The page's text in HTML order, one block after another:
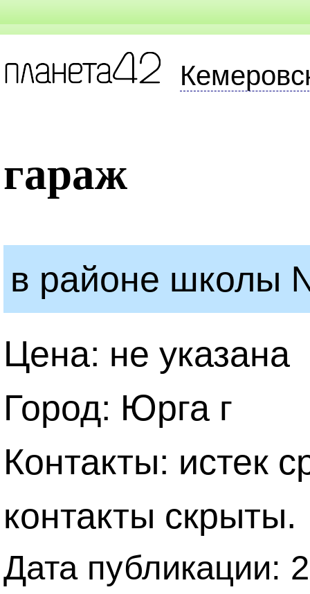
гараж
в районе школы
Цена: не указана
Город: Юрга г
Контакты: истек
контакты скрыты.
Дата публикации: